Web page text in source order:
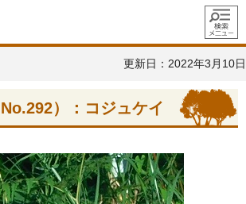
メニュ
ー
更新日：2022年3月10日
）：コジュケイ